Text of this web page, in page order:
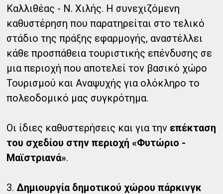
Καλλιθέας - Ν. Χιλής. Η συνεχιζόμενη
καθυστέρηση που παρατηρείται στο τελικό
στάδιο της πράξης εφαρμογής, αναστέλλει
κάθε προσπάθεια τουριστικής επένδυσης σε
μια περιοχή που αποτελεί τον βασικό χώρο
Τουρισμού και Αναψυχής για ολόκληρο το
πολεοδομικό μας συγκρότημα.
Οι ίδιες καθυστερήσεις και για την επέκταση
του σχεδίου στην περιοχή «Φυτώριο -
Μαϊστριανά».
3.Δημιουργία δημοτικού χώρου πάρκινγκ